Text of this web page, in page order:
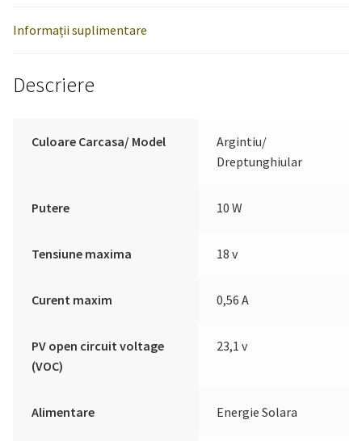
Informații suplimentare
Descriere
Culoare Carcasa/ Model
Argintiu/
Dreptunghiular
Putere 10 W
Tensiune maxima 18 v
Curent maxim 0,56 A
PV open circuit voltage
(VOC)
23,1 v
Alimentare Energie Solara